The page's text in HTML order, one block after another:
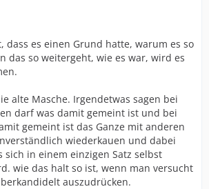
dass es einen Grund hatte, warum es so
das so weitergeht, wie es war, wird es
alte Masche. Irgendetwas sagen bei
darf was damit gemeint ist und bei
gemeint ist das Ganze mit anderen
wiederkauen und dabei
sich in einem einzigen Satz selbst
wie das halt so ist, wenn man versucht
auszudrücken.